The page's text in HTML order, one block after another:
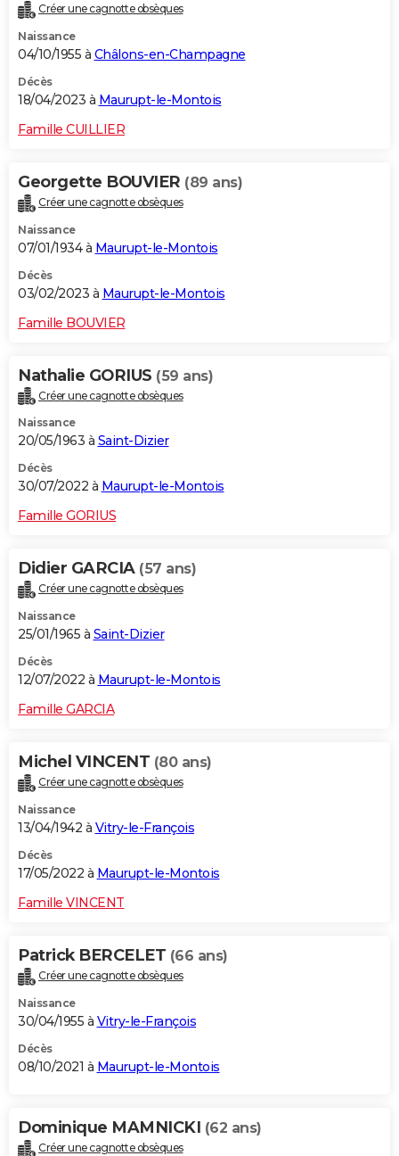
Créer une cagnotte obsèques
Naissance
04/10/1955 à Châlons-en-Champagne
Décès
18/04/2023 à Maurupt-le-Montois
Famille CUILLIER
Georgette BOUVIER (89 ans)
Créer une cagnotte obsèques
Naissance
07/01/1934 à Maurupt-le-Montois
Décès
03/02/2023 à Maurupt-le-Montois
Famille BOUVIER
Nathalie GORIUS (59 ans)
Créer une cagnotte obsèques
Naissance
20/05/1963 à Saint-Dizier
Décès
30/07/2022 à Maurupt-le-Montois
Famille GORIUS
Didier GARCIA (57 ans)
Créer une cagnotte obsèques
Naissance
25/01/1965 à Saint-Dizier
Décès
12/07/2022 à Maurupt-le-Montois
Famille GARCIA
Michel VINCENT (80 ans)
Créer une cagnotte obsèques
Naissance
13/04/1942 à Vitry-le-François
Décès
17/05/2022 à Maurupt-le-Montois
Famille VINCENT
Patrick BERCELET (66 ans)
Créer une cagnotte obsèques
Naissance
30/04/1955 à Vitry-le-François
Décès
08/10/2021 à Maurupt-le-Montois
Dominique MAMNICKI (62 ans)
Créer une cagnotte obsèques